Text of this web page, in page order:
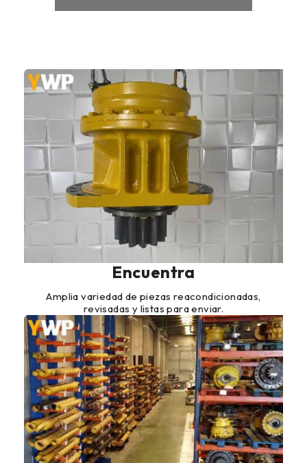
Encuentra
Amplia variedad de piezas reacondicionadas,
revisadas y listas para enviar.